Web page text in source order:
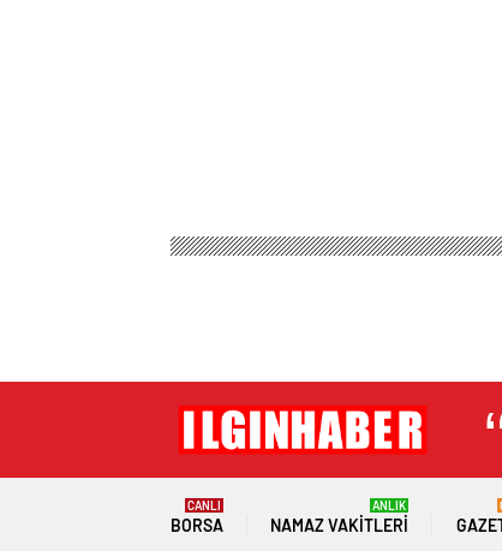
BORSA
CANLI
NAMAZ VAKITLERI
ANLIK